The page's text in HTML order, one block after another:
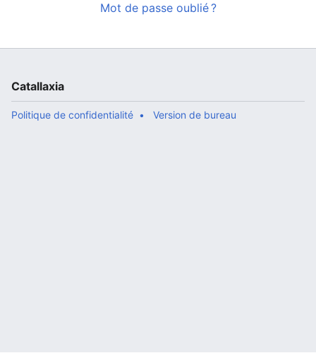
Mot de passe oublié ?
Catallaxia
Politique de confidentialité Version de bureau